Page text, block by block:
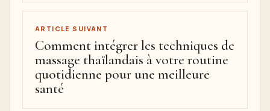
ARTICLE SUIVANT
Comment intégrer les techniques de
massage thaïlandais à votre routine
quotidienne pour une meilleure
santé